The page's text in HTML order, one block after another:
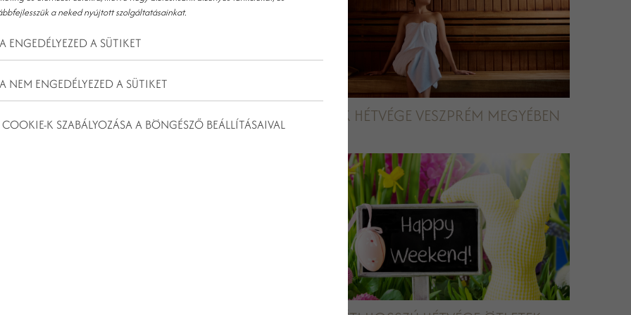
A BALATON-FELVIDÉKEN
táj, a kulturális örökség és a gasztronómiai élmények
egy igazán különleges helyszínen szeretnéd megvalósítani, a
kapujában helyezkedik el, így ideális kiindulópont a környék
RELAX HÉTVÉGE VESZPRÉM MEGYÉBEN
a neked nyújtott szolgáltatásainkat.
ENGEDÉLYEZED A SÜTIKET
NEM ENGEDÉLYEZED A SÜTIKET
K SZABÁLYOZÁSA A BÖNGÉSZŐ BEÁLLÍTÁSAIVAL